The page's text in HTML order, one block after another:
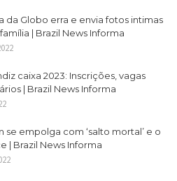
da Globo erra e envia fotos intimas
| Brazil News Informa
caixa 2023: Inscrições, vagas
| Brazil News Informa
se empolga com ‘salto mortal’ e o
| Brazil News Informa